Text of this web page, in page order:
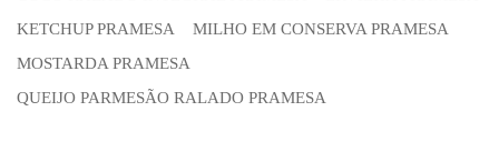
KETCHUP PRAMESA
MILHO EM CONSERVA PRAMESA
MOSTARDA PRAMESA
QUEIJO PARMESÃO RALADO PRAMESA